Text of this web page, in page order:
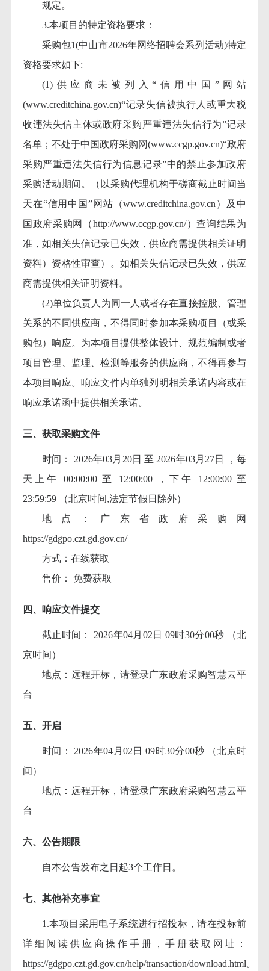
规定。
3.本项目的特定资格要求：
采购包1(中山市2026年网络招聘会系列活动)特定
资格要求如下:
(1)供应商未被列入“信用中国”网站
(www.creditchina.gov.cn)“记录失信被执行人或重大税
收违法失信主体或政府采购严重违法失信行为”记录
名单；不处于中国政府采购网(www.ccgp.gov.cn)“政府
采购严重违法失信行为信息记录”中的禁止参加政府
采购活动期间。（以采购代理机构于磋商截止时间当
天在“信用中国”网站（www.creditchina.gov.cn）及中
国政府采购网（http://www.ccgp.gov.cn/）查询结果为
准，如相关失信记录已失效，供应商需提供相关证明
资料）资格性审查）。如相关失信记录已失效，供应
商需提供相关证明资料。
(2)单位负责人为同一人或者存在直接控股、管理
关系的不同供应商，不得同时参加本采购项目（或采
购包）响应。为本项目提供整体设计、规范编制或者
项目管理、监理、检测等服务的供应商，不得再参与
本项目响应。响应文件内单独列明相关承诺内容或在
响应承诺函中提供相关承诺。
三、获取采购文件
时间：
2026年03月20日 至 2026年03月27日 ，每
天上午 00:00:00 至 12:00:00 ，下午 12:00:00 至
23:59:59 （北京时间,法定节假日除外）
地点：广东省政府采购网
https://gdgpo.czt.gd.gov.cn/
方式：在线获取
售价：
免费获取
四、响应文件提交
截止时间：
2026年04月02日 09时30分00秒 （北
京时间）
地点：远程开标，请登录广东政府采购智慧云平
台
五、开启
时间：
2026年04月02日 09时30分00秒 （北京时
间）
地点：远程开标，请登录广东政府采购智慧云平
台
六、公告期限
自本公告发布之日起3个工作日。
七、其他补充事宜
1.本项目采用电子系统进行招投标，请在投标前
详细阅读供应商操作手册，手册获取网址：
https://gdgpo.czt.gd.gov.cn/help/transaction/download.html。